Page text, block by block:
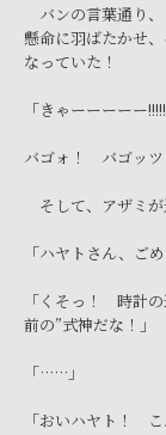
バンの言葉通り
懸命に羽ばたかせ
なっていた！
「きゃーーーーー
バゴォ！ バゴッツ
そして、アザミ
「ハヤトさん、ご
「くそっ！ 時計
前の”式神だな！」
「……」
「おいハヤト！